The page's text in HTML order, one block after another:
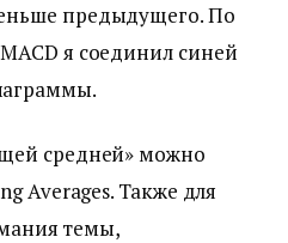
предыдущего. По
я соединил синей
средней» можно
Averages. Также для
темы,